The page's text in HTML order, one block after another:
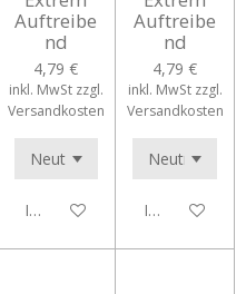
Auftreibe
nd
4,79 €
inkl. MwSt zzgl.
Versandkosten
In den Warenkorb
Auftreibe
nd
4,79 €
inkl. MwSt zzgl.
Versandkosten
In den